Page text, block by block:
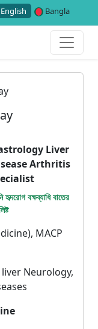
Bangla
Liver
Arthritis
হৃদরোগ বক্ষব্যাধি বাতের
MACP
Neurology,